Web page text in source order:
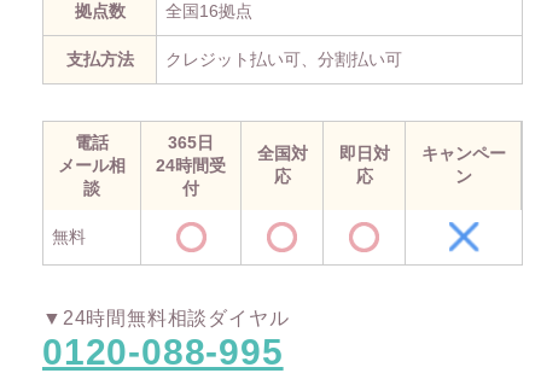
拠点数 全国16拠点
支払方法 クレジット払い可、分割払い可
電話
メール相
談
365日
24時間受
付
全国対
応
即日対
応
キャンペー
ン
無料
▼24時間無料相談ダイヤル
0120-088-995